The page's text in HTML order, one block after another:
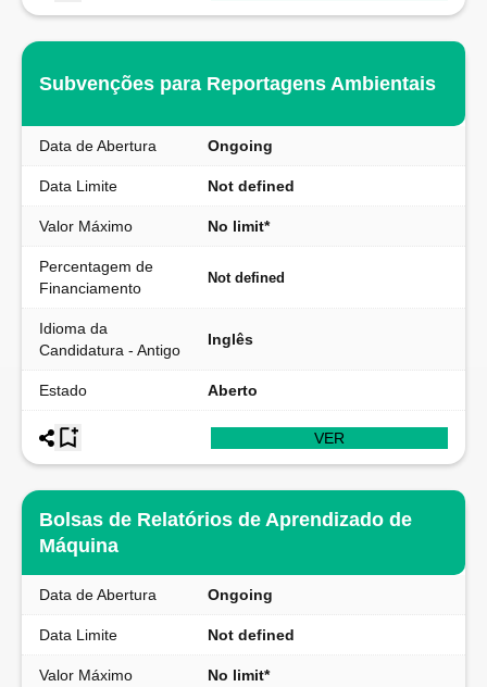
Subvenções para Reportagens Ambientais
Data de Abertura Ongoing
Data Limite Not defined
Valor Máximo No limit*
Percentagem de
Financiamento
Not defined
Idioma da
Candidatura - Antigo
Inglês
Estado Aberto
VER
Bolsas de Relatórios de Aprendizado de
Máquina
Data de Abertura Ongoing
Data Limite Not defined
Valor Máximo No limit*